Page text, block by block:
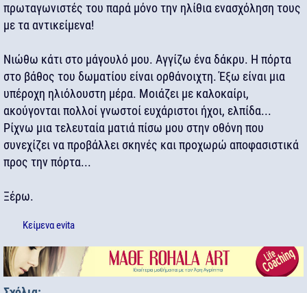
πρωταγωνιστές του παρά μόνο την ηλίθια ενασχόληση τους
με τα αντικείμενα!
Νιώθω κάτι στο μάγουλό μου. Αγγίζω ένα δάκρυ. Η πόρτα
στο βάθος του δωματίου είναι ορθάνοιχτη. Έξω είναι μια
υπέροχη ηλιόλουστη μέρα. Μοιάζει με καλοκαίρι,
ακούγονται πολλοί γνωστοί ευχάριστοι ήχοι, ελπίδα...
Ρίχνω μια τελευταία ματιά πίσω μου στην οθόνη που
συνεχίζει να προβάλλει σκηνές και προχωρώ αποφασιστικά
προς την πόρτα...
Ξέρω.
Κείμεναevita